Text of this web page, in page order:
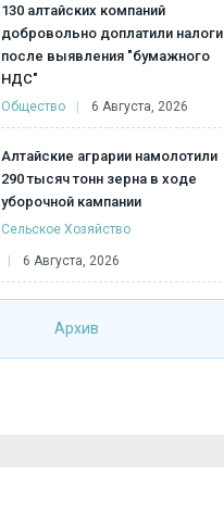
130 алтайских компаний
добровольно доплатили налоги
после выявления "бумажного
НДС"
Общество 6 Августа, 2026
Алтайские аграрии намолотили
290 тысяч тонн зерна в ходе
уборочной кампании
Сельское Хозяйство
6 Августа, 2026
Архив